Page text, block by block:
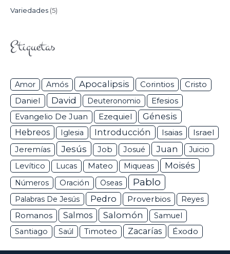
Variedades (5)
Etiquetas
Amor Amós Apocalipsis Corintios Cristo
Daniel David Deuteronomio Efesios
Evangelio De Juan Ezequiel
Génesis
Hebreos
Iglesia Introducción Isaias Israel
Jeremías Jesús Job Josué Juan
Juicio
Levítico
Lucas Mateo Miqueas Moisés
Números Oración Oseas Pablo
Palabras De Jesús Pedro Proverbios Reyes
Romanos Salmos Salomón
Samuel
Santiago
Saúl Timoteo Zacarías Éxodo